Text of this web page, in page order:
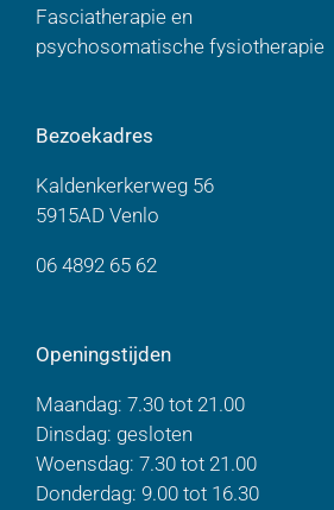
Fasciatherapie en
psychosomatische fysiotherapie
Bezoekadres
Kaldenkerkerweg 56
5915AD Venlo
06 4892 65 62
Openingstijden
Maandag: 7.30 tot 21.00
Dinsdag: gesloten
Woensdag: 7.30 tot 21.00
Donderdag: 9.00 tot 16.30